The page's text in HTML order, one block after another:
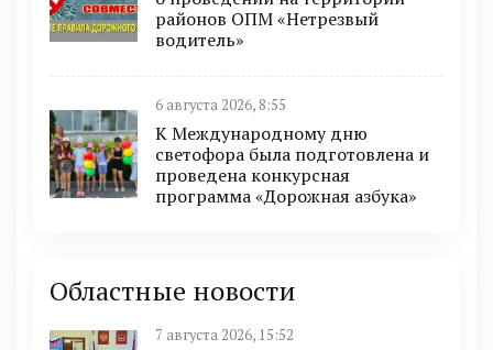
районов ОПМ «Нетрезвый
водитель»
6 августа 2026, 8:55
К Международному дню
светофора была подготовлена и
проведена конкурсная
программа «Дорожная азбука»
Областные новости
7 августа 2026, 15:52